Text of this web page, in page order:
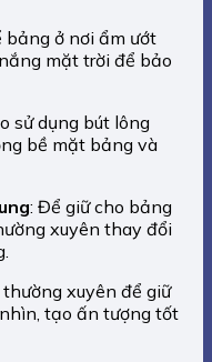
bảng ở nơi ẩm ướt
mặt trời để bảo
sử dụng bút lông
bề mặt bảng và
: Để giữ cho bảng
xuyên thay đổi
thường xuyên để giữ
tạo ấn tượng tốt